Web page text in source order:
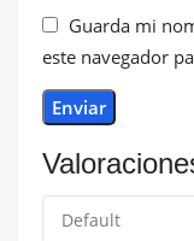
Guarda mi
este navegador